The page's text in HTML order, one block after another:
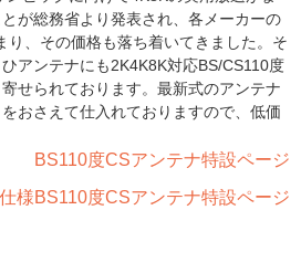
が総務省より発表され、各メーカーの
り、その価格も落ち着いてきました。そ
アンテナにも2K4K8K対応BS/CS110度
せられております。最新式のアンテナ
おさえて仕入れておりますので、低価
BS110度CSアンテナ特設ページ
様BS110度CSアンテナ特設ページ